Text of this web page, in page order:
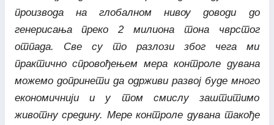
производа на глобалном нивоу доводи до
генерисања преко 2 милиона тона чврстог
отпада. Све су то разлози због чега ми
практично спровођењем мера контроле дувана
можемо допринети да одрживи развој буде много
економичнији и у том смислу заштитимо
животну средину. Мере контроле дувана такође